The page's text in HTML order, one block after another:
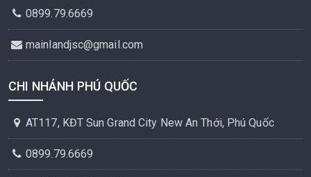
0899.79.6669
mainlandjsc@gmail.com
CHI NHÁNH PHÚ QUỐC
AT117, KĐT Sun Grand City New An Thới, Phú Quốc
0899.79.6669